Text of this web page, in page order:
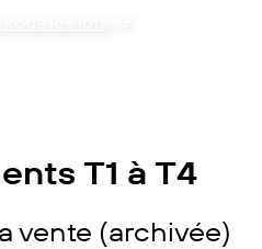
T1 à T4
vente (archivée)